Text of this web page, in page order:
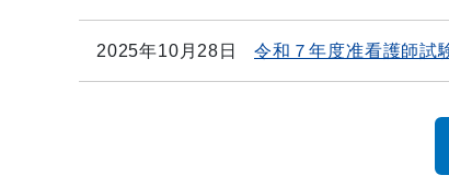
2025年10月28日 令和７年度准看護師試